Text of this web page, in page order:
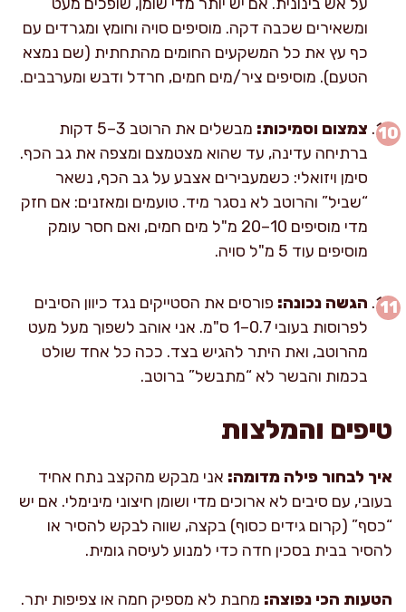
ומשאירים שכבה דקה. מוסיפים סויה וחומץ ומגרדים עם
כף עץ את כל המשקעים החומים מהתחתית (שם נמצא
הטעם). מוסיפים ציר/מים חמים, חרדל ודבש ומערבבים.
צמצום וסמיכות:
מבשלים את הרוטב 3–5 דקות
ברתיחה עדינה, עד שהוא מצטמצם ומצפה את גב הכף.
סימן ויזואלי: כשמעבירים אצבע על גב הכף, נשאר
“שביל” והרוטב לא נסגר מיד. טועמים ומאזנים: אם חזק
מדי מוסיפים 10–20 מ"ל מים חמים, ואם חסר עומק
מוסיפים עוד 5 מ"ל סויה.
הגשה נכונה: פורסים את הסטייקים נגד כיוון הסיבים
לפרוסות בעובי 0.7–1 ס"מ. אני אוהב לשפוך מעל מעט
מהרוטב, ואת היתר להגיש בצד. ככה כל אחד שולט
בכמות והבשר לא “מתבשל” ברוטב.
טיפים והמלצות
איך לבחור פילה מדומה: אני מבקש מהקצב נתח אחיד
בעובי, עם סיבים לא ארוכים מדי ושומן חיצוני מינימלי. אם יש
“כסף” (קרום גידים כסוף) בקצה, שווה לבקש להסיר או
להסיר בבית בסכין חדה כדי למנוע לעיסה גומית.
הטעות הכי נפוצה: מחבת לא מספיק חמה או צפיפות יתר.